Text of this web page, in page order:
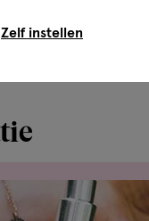
Zelf instellen